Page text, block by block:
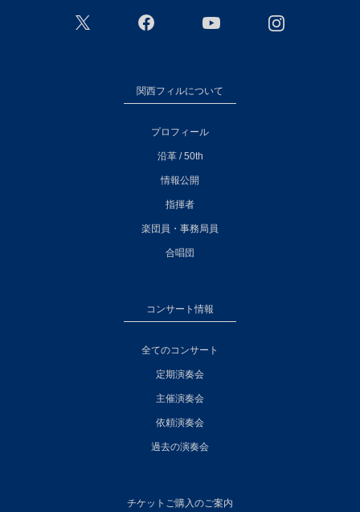
関西フィルについて
プロフィール
沿革 / 50th
情報公開
指揮者
楽団員・事務局員
合唱団
コンサート情報
全てのコンサート
定期演奏会
主催演奏会
依頼演奏会
過去の演奏会
チケットご購入のご案内